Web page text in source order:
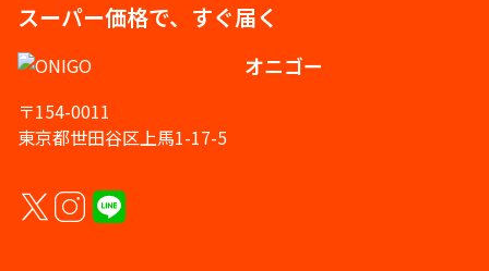
スーパー価格で、すぐ届く
オニゴー
〒154-0011
東京都世田谷区上馬1-17-5